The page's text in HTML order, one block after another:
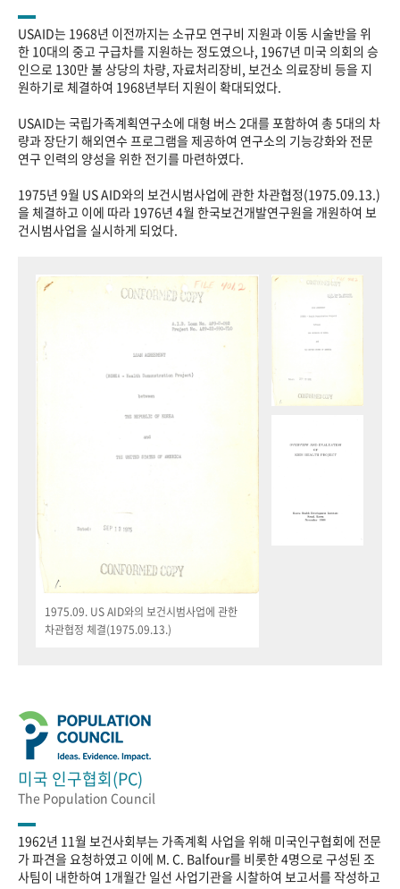
USAID는 1968년 이전까지는 소규모 연구비 지원과 이동 시술반을 위
한 10대의 중고 구급차를 지원하는 정도였으나, 1967년 미국 의회의 승
인으로 130만 불 상당의 차량, 자료처리장비, 보건소 의료장비 등을 지
원하기로 체결하여 1968년부터 지원이 확대되었다.
USAID는 국립가족계획연구소에 대형 버스 2대를 포함하여 총 5대의 차
량과 장단기 해외연수 프로그램을 제공하여 연구소의 기능강화와 전문
연구 인력의 양성을 위한 전기를 마련하였다.
1975년 9월 US AID와의 보건시범사업에 관한 차관협정(1975.09.13.)
을 체결하고 이에 따라 1976년 4월 한국보건개발연구원을 개원하여 보
건시범사업을 실시하게 되었다.
1975.09. US AID와의 보건시범사업에 관한
차관협정 체결(1975.09.13.)
미국 인구협회(PC)
The Population Council
1962년 11월 보건사회부는 가족계획 사업을 위해 미국인구협회에 전문
가 파견을 요청하였고 이에 M. C. Balfour를 비롯한 4명으로 구성된 조
사팀이 내한하여 1개월간 일선 사업기관을 시찰하여 보고서를 작성하고